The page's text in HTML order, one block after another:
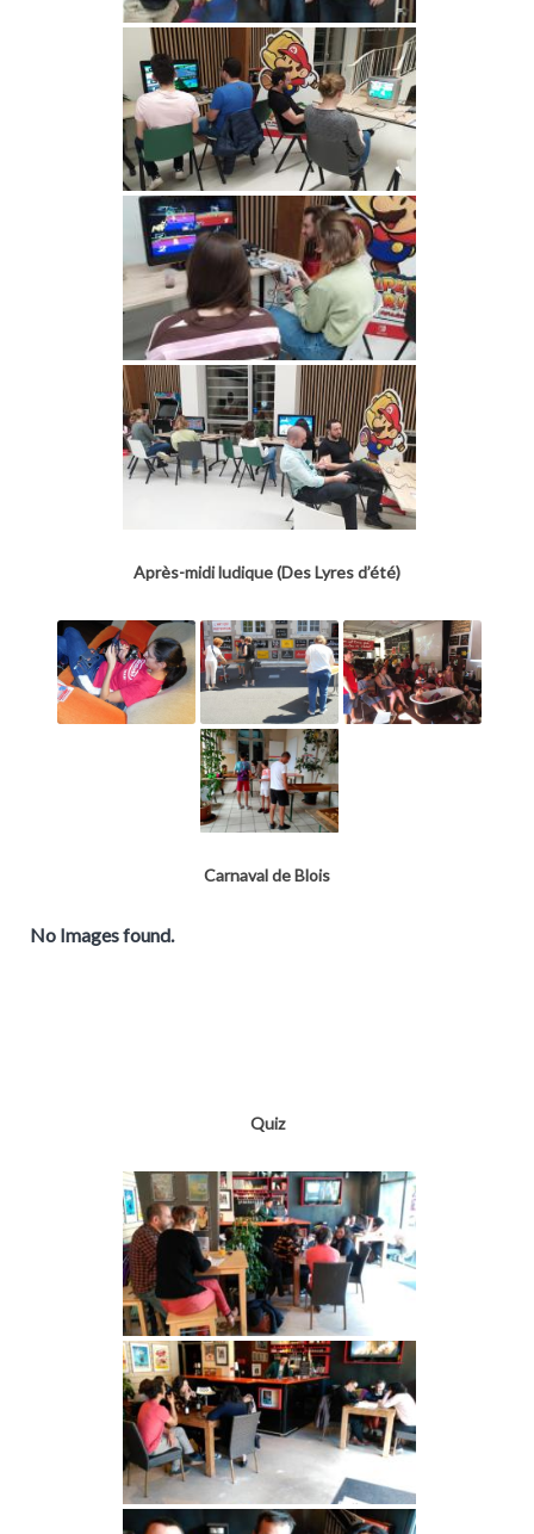
Après-midi ludique (Des Lyres d’été)
Carnaval de Blois
No Images found.
Quiz